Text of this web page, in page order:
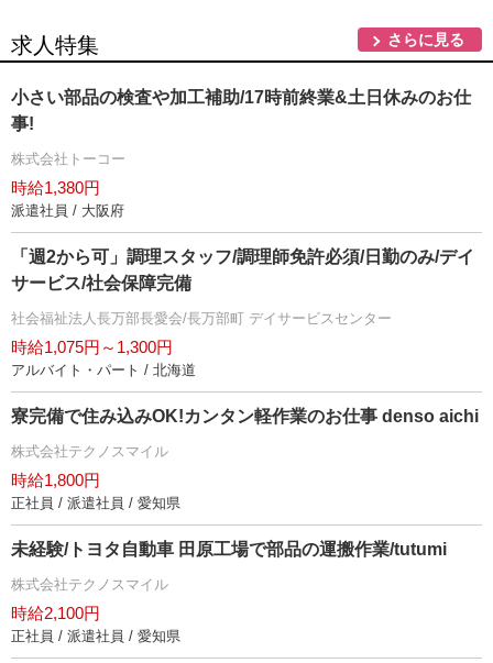
求人特集 さらに見る
小さい部品の検査や加工補助/17時前終業&土日休みのお仕
事!
株式会社トーコー
時給1,380円
派遣社員 / 大阪府
「週2から可」調理スタッフ/調理師免許必須/日勤のみ/デイ
サービス/社会保障完備
社会福祉法人長万部長愛会/長万部町 デイサービスセンター
時給1,075円～1,300円
アルバイト・パート / 北海道
寮完備で住み込みOK!カンタン軽作業のお仕事 denso aichi
株式会社テクノスマイル
時給1,800円
正社員 / 派遣社員 / 愛知県
未経験/トヨタ自動車 田原工場で部品の運搬作業/tutumi
株式会社テクノスマイル
時給2,100円
正社員 / 派遣社員 / 愛知県